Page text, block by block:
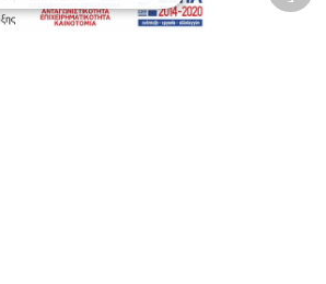
Ασφάλεια συναλλαγών